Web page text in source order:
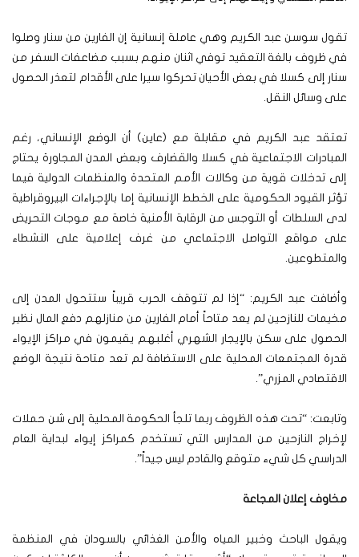
تقول سوسن عبد الكريم وهي عاملة إنسانية إن الفارين من سنار وصلوا
في ظروف بالغة التعقيد توفي اثنان منهم بسبب مضاعفات السفر من
سنار إلى كسلا في بعض الأحيان تحركوا سيرا على الأقدام لتعذر الحصول
على وسائل النقل.
تعتقد عبد الكريم في مقابلة مع (عاين) أن الوضع الإنساني، رغم
المبادرات الاجتماعية في كسلا والقضارف وبعض المدن المجاورة يحتاج
إلى تدخلات قوية من وكالات الأمم المتحدة والمنظمات الدولية فيما
تؤثر القيود الحكومية على الخطط الإنسانية إما بالإجراءات البيروقراطية
لدى السلطات أو التوجس من الرقابة الأمنية خاصة مع موجات التحريض
على مواقع التواصل الاجتماعي من غرف إعلامية على النشطاء
والمتطوعين.
وأضافت عبد الكريم: “إذا لم تتوقف الحرب قريباً ستتحول المدن إلى
مخيمات للنازحين لم يعد متاحاً أمام الفارين من منازلهم دفع المال نظير
الحصول على سكن بالإيجار الشهري أغلبهم يقيمون في مراكز الإيواء
قدرة المجتمعات المحلية على الاستضافة لم تعد متاحة نتيجة الوضع
الاقتصادي المزري”.
وتابعت: “تحت هذه الظروف ربما تلجأ الحكومة المحلية إلى شن حملات
لإخراج النازحين من المدارس التي تستخدم كمراكز إيواء لبداية العام
الدراسي كل شيء متوقع والقادم ليس جيداً”.
مخاوف إعلان المجاعة
ويقول الباحث وخبير المياه والأمن الغذائي بالسودان في المنظمة